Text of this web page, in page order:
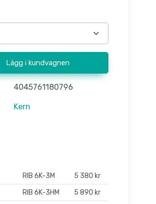
Lägg i kundvagnen
4045761180796
Kern
RIB 6K-3M
5 380 kr
RIB 6K-3HM
5 890 kr